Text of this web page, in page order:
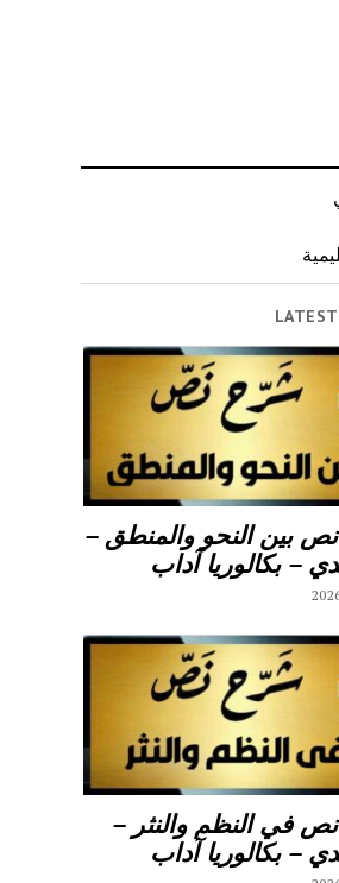
بين النحو والمنطق –
– بكالوريا آداب
في النظم والنثر –
– بكالوريا آداب